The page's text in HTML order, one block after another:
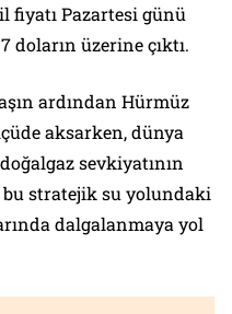
fiyatı Pazartesi günü
doların üzerine çıktı.
ardından Hürmüz
aksarken, dünya
sevkiyatının
stratejik su yolundaki
dalgalanmaya yol